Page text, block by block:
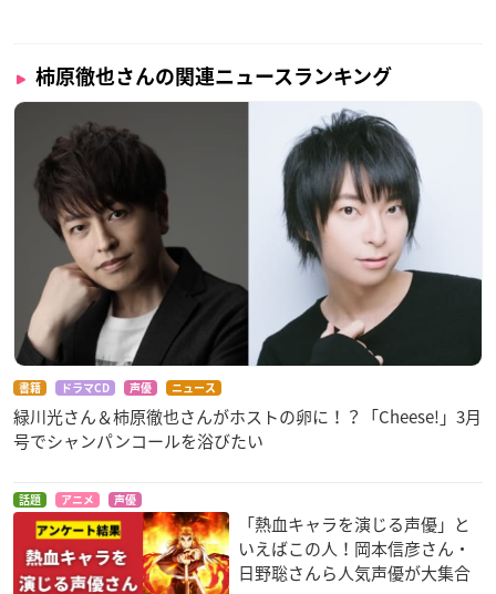
柿原徹也さんの関連ニュースランキング
書籍 ドラマCD 声優 ニュース
緑川光さん＆柿原徹也さんがホストの卵に！？「Cheese!」3月
号でシャンパンコールを浴びたい
話題 アニメ 声優
「熱血キャラを演じる声優」と
いえばこの人！岡本信彦さん・
日野聡さんら人気声優が大集合